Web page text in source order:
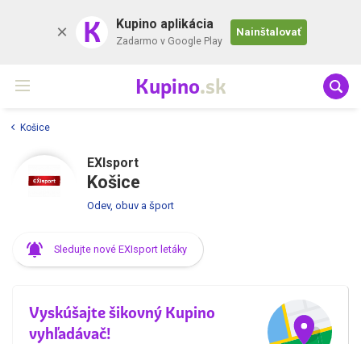
K Kupino aplikácia
Zadarmo v Google Play
Nainštalovať
Kupino.sk
Košice
EXIsport
Košice
Odev, obuv a šport
Sledujte nové EXIsport letáky
Vyskúšajte šikovný Kupino
vyhľadávač!